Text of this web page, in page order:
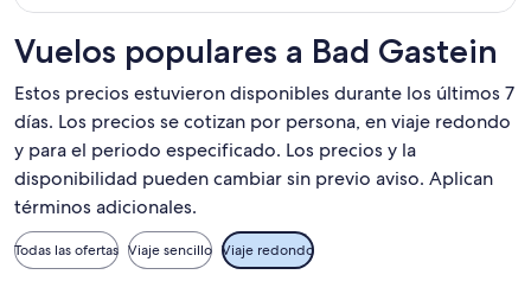
Vuelos populares a Bad Gastein
Estos precios estuvieron disponibles durante los últimos 7
días. Los precios se cotizan por persona, en viaje redondo
y para el periodo especificado. Los precios y la
disponibilidad pueden cambiar sin previo aviso. Aplican
términos adicionales.
Todas las ofertas Viaje sencillo Viaje redondo